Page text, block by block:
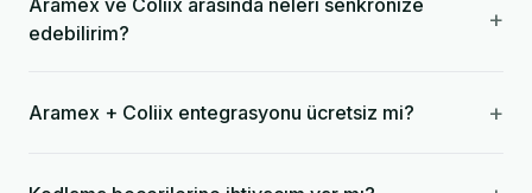
Aramex ve Coliix arasında neleri senkronize
edebilirim?
+
Aramex + Coliix entegrasyonu ücretsiz mi? +